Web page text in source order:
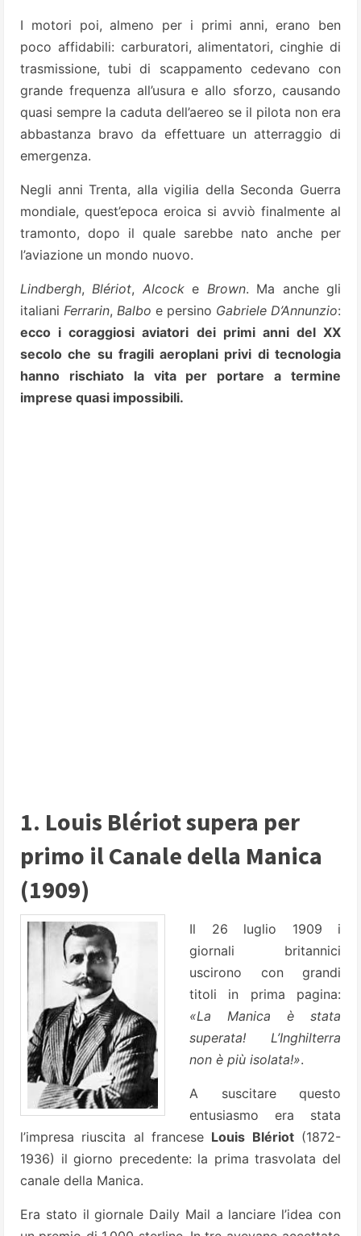
I motori poi, almeno per i primi anni, erano ben
poco affidabili: carburatori, alimentatori, cinghie di
trasmissione, tubi di scappamento cedevano con
grande frequenza all’usura e allo sforzo, causando
quasi sempre la caduta dell’aereo se il pilota non era
abbastanza bravo da effettuare un atterraggio di
emergenza.
Negli anni Trenta, alla vigilia della Seconda Guerra
mondiale, quest’epoca eroica si avviò finalmente al
tramonto, dopo il quale sarebbe nato anche per
l’aviazione un mondo nuovo.
Lindbergh,Blériot, Alcocke Brown. Ma anche gli
italiani Ferrarin, Balbo e persino Gabriele D’Annunzio:
ecco i coraggiosi aviatori dei primi anni del XX
secolo che su fragili aeroplani privi di tecnologia
hanno rischiato la vita per portare a termine
imprese quasi impossibili.
1. Louis Blériot supera per
primo il Canale della Manica
(1909)
Il 26 luglio 1909 i
giornali britannici
uscirono con grandi
titoli in prima pagina:
«La Manica è stata
superata! L’Inghilterra
non è più isolata!».
A suscitare questo
entusiasmo era stata
l’impresa riuscita al francese Louis Blériot(1872-
1936) il giorno precedente: la prima trasvolata del
canale della Manica.
Era stato il giornale Daily Mail a lanciare l’idea con